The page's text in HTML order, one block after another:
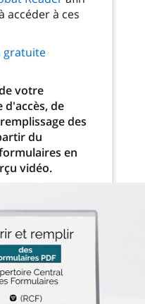
accéder à ces
gratuite
votre
d'accès, de
des
du
en
vidéo.